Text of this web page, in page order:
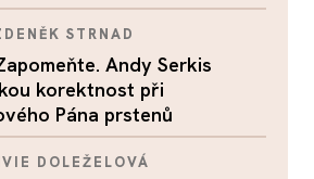
STRNAD
Andy Serkis
korektnost při
Pána prstenů
DOLEŽELOVÁ